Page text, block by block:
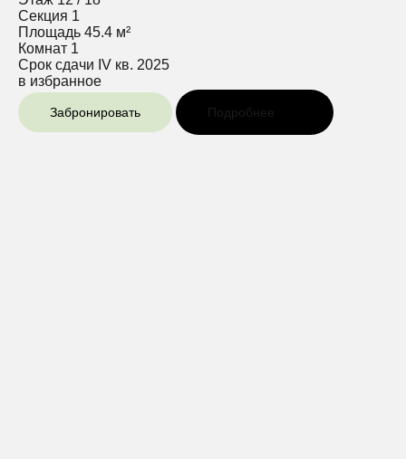
Секция 1
Площадь 45.4 м²
Комнат 1
Срок сдачи IV кв. 2025
в избранное
Забронировать Подробнее